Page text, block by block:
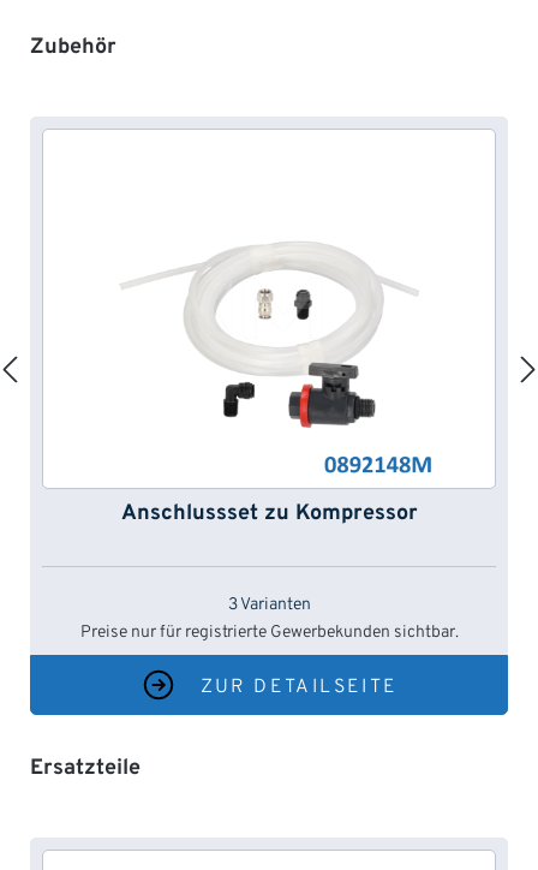
Produktgalerie überspringen
Zubehör
Anschlussset zu Kompressor
3 Varianten
Preise nur für registrierte Gewerbekunden sichtbar.
ZUR DETAILSEITE
Produktgalerie überspringen
Ersatzteile